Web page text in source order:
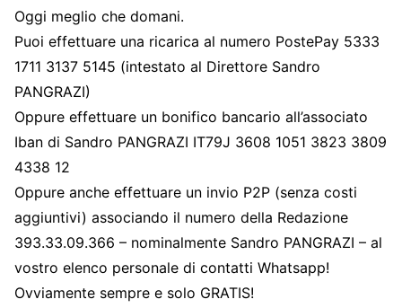
Oggi meglio che domani.
Puoi effettuare una ricarica al numero PostePay 5333
1711 3137 5145 (intestato al Direttore Sandro
PANGRAZI)
Oppure effettuare un bonifico bancario all’associato
Iban di Sandro PANGRAZI IT79J 3608 1051 3823 3809
4338 12
Oppure anche effettuare un invio P2P (senza costi
aggiuntivi) associando il numero della Redazione
393.33.09.366 – nominalmente Sandro PANGRAZI – al
vostro elenco personale di contatti Whatsapp!
Ovviamente sempre e solo GRATIS!